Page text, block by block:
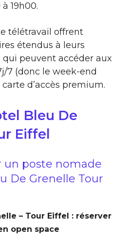
19h00.
télétravail offrent
étendus à leurs
qui peuvent accéder aux
7 (donc le week-end
d’accès premium.
Bleu De
Eiffel
un poste nomade
De Grenelle Tour
– Tour Eiffel : réserver
open space